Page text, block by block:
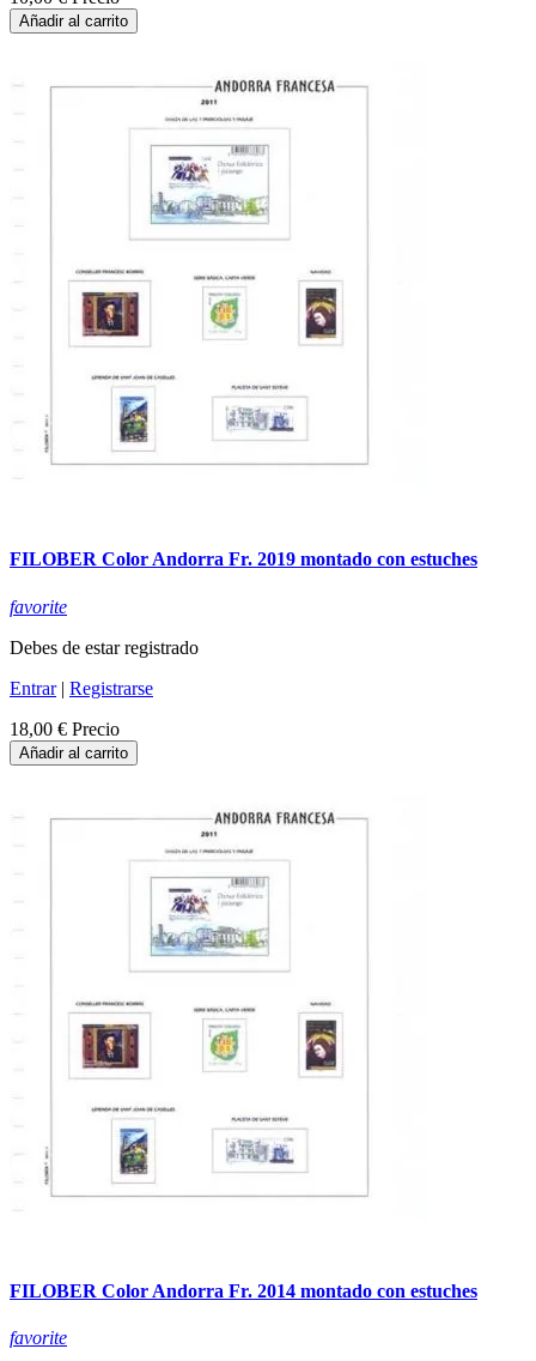
Añadir al carrito
FILOBER Color Andorra Fr. 2019 montado con estuches
favorite
Debes de estar registrado
Entrar| Registrarse
18,00 € Precio
Añadir al carrito
FILOBER Color Andorra Fr. 2014 montado con estuches
favorite